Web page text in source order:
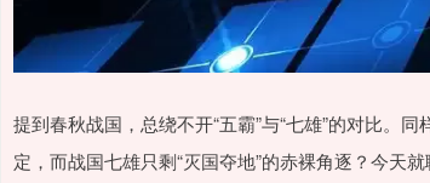
提到春秋战国，总绕不开“五霸”与“七雄”的对比。
定，而战国七雄只剩“灭国夺地”的赤裸角逐？今天